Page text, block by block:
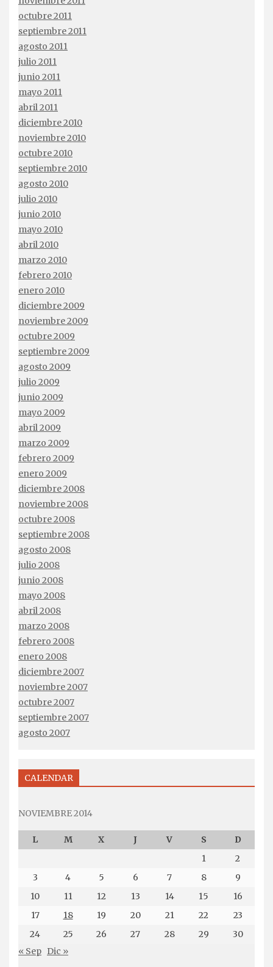
octubre 2011
septiembre 2011
agosto 2011
julio 2011
junio 2011
mayo 2011
abril 2011
diciembre 2010
noviembre 2010
octubre 2010
septiembre 2010
agosto 2010
julio 2010
junio 2010
mayo 2010
abril 2010
marzo 2010
febrero 2010
enero 2010
diciembre 2009
noviembre 2009
octubre 2009
septiembre 2009
agosto 2009
julio 2009
junio 2009
mayo 2009
abril 2009
marzo 2009
febrero 2009
enero 2009
diciembre 2008
noviembre 2008
octubre 2008
septiembre 2008
agosto 2008
julio 2008
junio 2008
mayo 2008
abril 2008
marzo 2008
febrero 2008
enero 2008
diciembre 2007
noviembre 2007
octubre 2007
septiembre 2007
agosto 2007
CALENDAR
NOVIEMBRE 2014
L M X J V S
D
1
2
3
4 5 6 7 8
9
10
11 12 13 14 15
16
17
18 19 20 21 22
23
24
25 26 27 28 29
30
« Sep Dic »